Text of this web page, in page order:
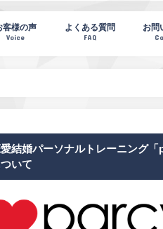
客様の声
Voice
よくある質問
FAQ
お問
結婚パーソナルトレーニング「
いて